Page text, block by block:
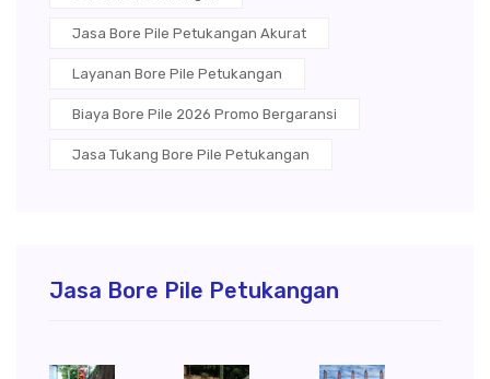
Jasa Bore Pile Petukangan Akurat
Layanan Bore Pile Petukangan
Biaya Bore Pile 2026 Promo Bergaransi
Jasa Tukang Bore Pile Petukangan
Jasa Bore Pile Petukangan